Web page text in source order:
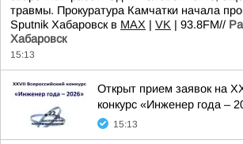
травмы. Прокуратура Камчатки начала
Sputnik Хабаровск в MAX | VK | 93.8FM//
Хабаровск
15:13
Открыт прием заявок на
конкурс «Инженер года –
15:13